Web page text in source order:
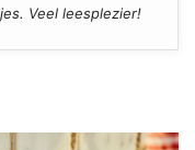
Veel leesplezier!